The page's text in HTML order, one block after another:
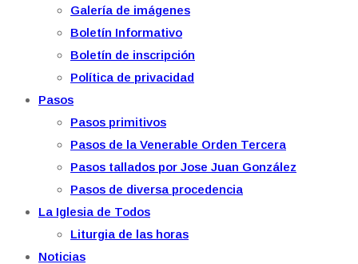
Galería de imágenes
Boletín Informativo
Boletín de inscripción
Política de privacidad
Pasos
Pasos primitivos
Pasos de la Venerable Orden Tercera
Pasos tallados por Jose Juan González
Pasos de diversa procedencia
La Iglesia de Todos
Liturgia de las horas
Noticias